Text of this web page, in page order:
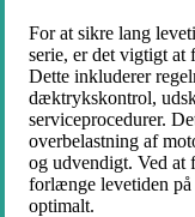
For at sikre lang
serie, er det vigtigt at
Dette inkluderer
dæktrykskontrol,
serviceprocedurer.
overbelastning af
og udvendigt. Ved at
forlænge levetiden
optimalt.